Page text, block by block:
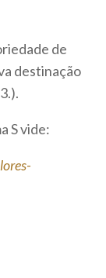
de
destinação
S vide: